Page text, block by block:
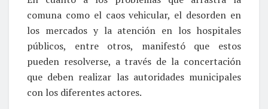
comuna como el caos vehicular, el desorden en
los mercados y la atención en los hospitales
públicos, entre otros, manifestó que estos
pueden resolverse, a través de la concertación
que deben realizar las autoridades municipales
con los diferentes actores.